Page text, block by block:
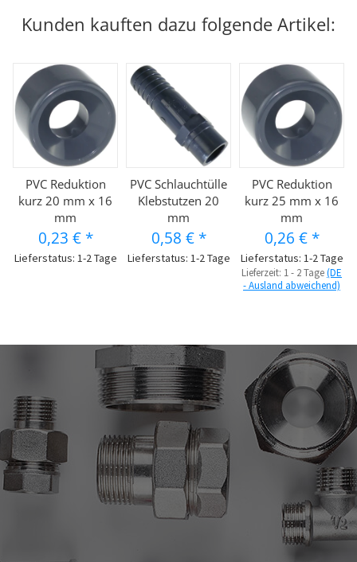
Kunden kauften dazu folgende Artikel:
PVC Reduktion
kurz 20 mm x 16
mm
0,23 € *
Lieferstatus: 1-2 Tage
PVC Schlauchtülle
Klebstutzen 20
mm
0,58 € *
Lieferstatus: 1-2 Tage
PVC Reduktion
kurz 25 mm x 16
mm
0,26 € *
Lieferstatus: 1-2 Tage
Lieferzeit: 1 - 2 Tage(DE
- Ausland abweichend)